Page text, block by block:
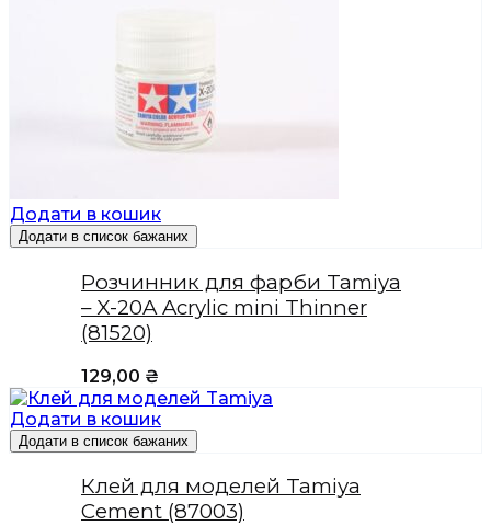
Додати в кошик
Додати в список бажаних
Розчинник для фарби Tamiya
– X-20A Acrylic mini Thinner
(81520)
129,00 ₴
Додати в кошик
Додати в список бажаних
Клей для моделей Tamiya
Cement (87003)